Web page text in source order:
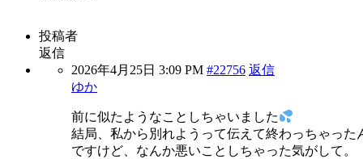
投稿者
返信
2026年4月25日 3:09 PM #22756 返信
ゆか
前に似たようなことしちゃいました
結局、私から別れようって伝えて終わっちゃった
ですけど、なんか悪いことしちゃった気がして。